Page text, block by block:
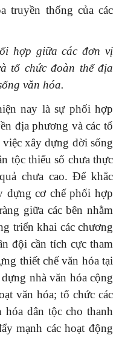
truyền thống của các
hợp giữa các đơn vị
tổ chức đoàn thể địa
văn hóa.
nay là sự phối hợp
địa phương và các tổ
xây dựng đời sống
tộc thiểu số chưa thực
chưa cao. Để khắc
dựng cơ chế phối hợp
giữa các bên nhằm
triển khai các chương
đội cần tích cực tham
thiết chế văn hóa tại
nhà văn hóa cộng
văn hóa; tổ chức các
dân tộc cho thanh
mạnh các hoạt động